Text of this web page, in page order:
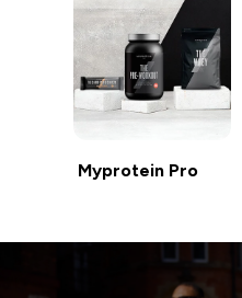
Myprotein Pro